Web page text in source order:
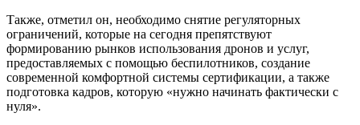
Также, отметил он, необходимо снятие регуляторных
ограничений, которые на сегодня препятствуют
формированию рынков использования дронов и услуг,
предоставляемых с помощью беспилотников, создание
современной комфортной системы сертификации, а также
подготовка кадров, которую «нужно начинать фактически с
нуля».